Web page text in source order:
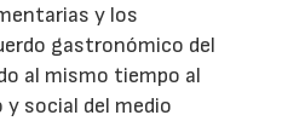
y los
gastronómico del
al mismo tiempo al
social del medio